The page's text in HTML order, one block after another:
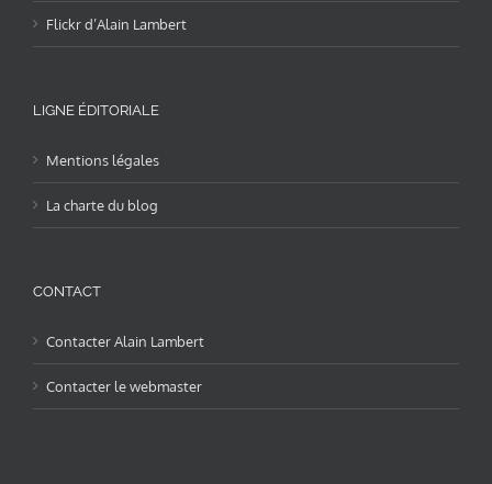
Flickr d’Alain Lambert
LIGNE ÉDITORIALE
Mentions légales
La charte du blog
CONTACT
Contacter Alain Lambert
Contacter le webmaster